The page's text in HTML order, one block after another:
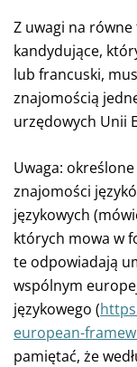
Z uwagi na
kandydujące,
lub francuski,
znajomością
urzędowych Unii
Uwaga:
znajomości
językowych
których mowa w
te odpowiadają
wspólnym
językowego (
european-
pamiętać, że